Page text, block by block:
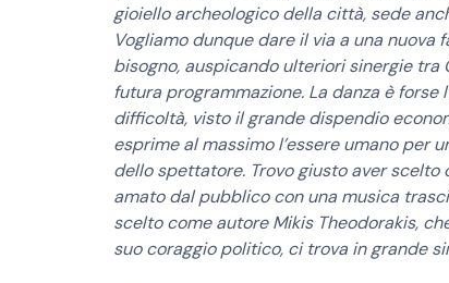
gioiello archeologico della città, sede
Vogliamo dunque dare il via a una nuova
bisogno, auspicando ulteriori sinergie tra
futura programmazione. La danza è
difficoltà, visto il grande dispendio
esprime al massimo l’essere umano per
dello spettatore. Trovo giusto aver
amato dal pubblico con una musica
scelto come autore Mikis Theodorakis,
suo coraggio politico, ci trova in grande